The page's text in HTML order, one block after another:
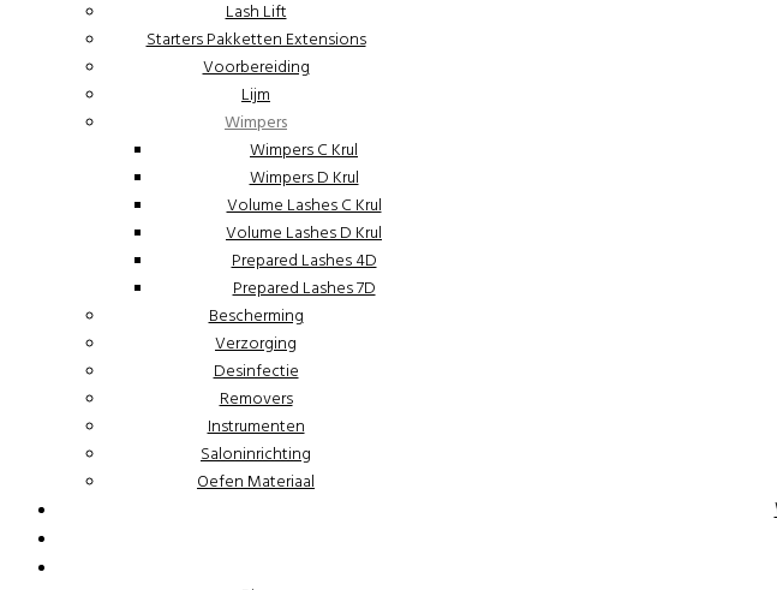
Lash Lift
Starters Pakketten Extensions
Voorbereiding
Lijm
Wimpers
Wimpers C Krul
Wimpers D Krul
Volume Lashes C Krul
Volume Lashes D Krul
Prepared Lashes 4D
Prepared Lashes 7D
Bescherming
Verzorging
Desinfectie
Removers
Instrumenten
Saloninrichting
Oefen Materiaal